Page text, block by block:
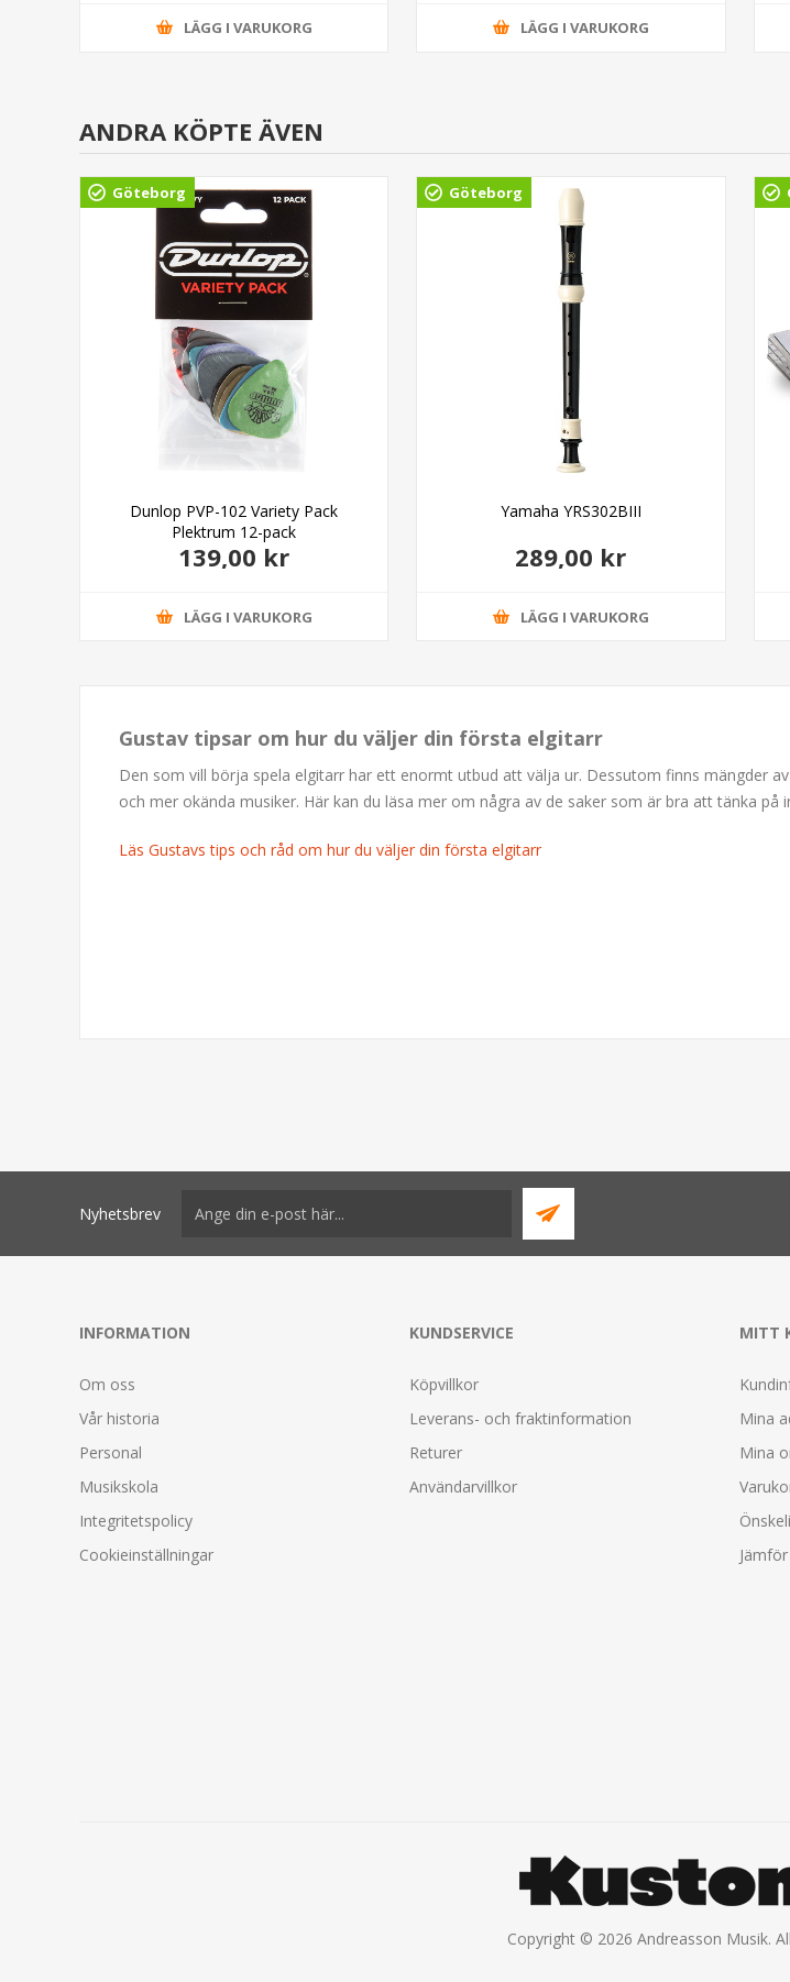
LÄGG I VARUKORG LÄGG I VARUKORG
ANDRA KÖPTE ÄVEN
Göteborg
Dunlop PVP-102 Variety Pack
Plektrum 12-pack
139,00 kr
LÄGG I VARUKORG
Göteborg
Yamaha YRS302BIII
289,00 kr
LÄGG I VARUKORG
Gustav tipsar om hur du väljer din första elgitarr
Den som vill börja spela elgitarr har ett enormt utbud att välja ur. Dessutom finns mängder
och mer okända musiker. Här kan du läsa mer om några av de saker som är bra att tänka
Läs Gustavs tips och råd om hur du väljer din första elgitarr
Nyhetsbrev
INFORMATION
Om oss
Vår historia
Personal
Musikskola
Integritetspolicy
Cookieinställningar
KUNDSERVICE
Köpvillkor
Leverans- och fraktinformation
Returer
Användarvillkor
MITT
Mina
Mina
Copyright © 2026 Andreasson Musik.